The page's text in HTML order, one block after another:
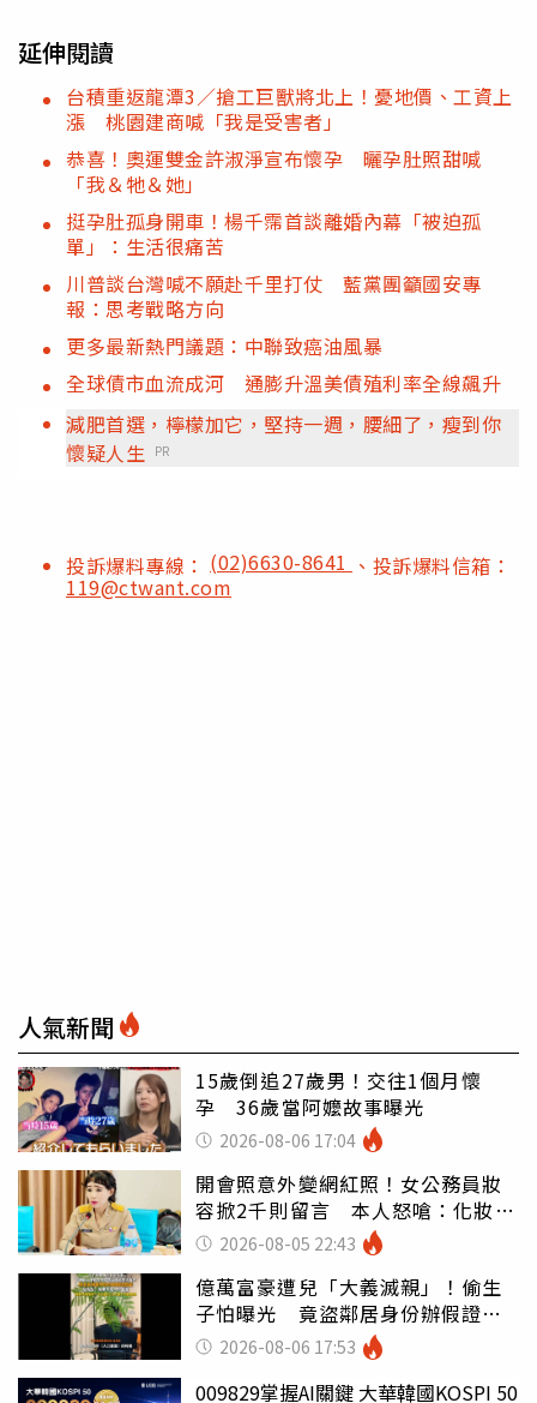
延伸閱讀
台積重返龍潭3／搶工巨獸將北上！憂地價、工資上
漲 桃園建商喊「我是受害者」
恭喜！奧運雙金許淑淨宣布懷孕 曬孕肚照甜喊
「我＆牠＆她」
挺孕肚孤身開車！楊千霈首談離婚內幕「被迫孤
單」：生活很痛苦
川普談台灣喊不願赴千里打仗 藍黨團籲國安專
報：思考戰略方向
更多最新熱門議題：中聯致癌油風暴
全球債市血流成河 通膨升溫美債殖利率全線飆升
減肥首選，檸檬加它，堅持一週，腰細了，瘦到你
懷疑人生
PR
投訴爆料專線： (02)6630-8641 、投訴爆料信箱：
119@ctwant.com
人氣新聞
15歲倒追27歲男！交往1個月懷
孕 36歲當阿嬤故事曝光
2026-08-06 17:04
開會照意外變網紅照！女公務員妝
容掀2千則留言 本人怒嗆：化妝有
錯嗎2026-08-05 22:43
億萬富豪遭兒「大義滅親」！偷生
子怕曝光 竟盜鄰居身份辦假證落
戶 2026-08-06 17:53
009829掌握AI關鍵 大華韓國KOSPI 50